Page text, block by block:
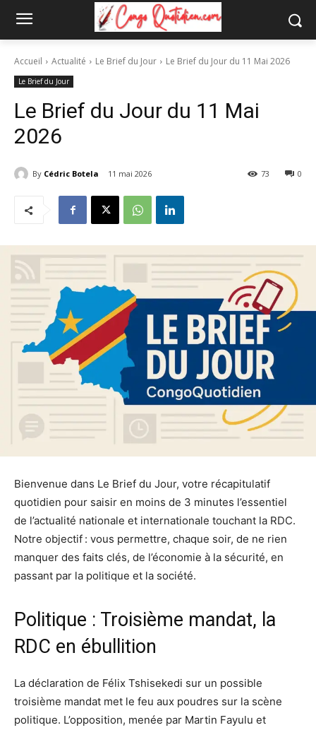
Accueil Actualité Le Brief du Jour Le Brief du Jour du 11 Mai 2026
Le Brief du Jour
Le Brief du Jour du 11 Mai
2026
By Cédric Botela 11 mai 2026 0
73
Bienvenue dans Le Brief du Jour, votre récapitulatif
quotidien pour saisir en moins de 3 minutes l’essentiel
de l’actualité nationale et internationale touchant la RDC.
Notre objectif : vous permettre, chaque soir, de ne rien
manquer des faits clés, de l’économie à la sécurité, en
passant par la politique et la société.
Politique : Troisième mandat, la
RDC en ébullition
La déclaration de Félix Tshisekedi sur un possible
troisième mandat met le feu aux poudres sur la scène
politique. L’opposition, menée par Martin Fayulu et